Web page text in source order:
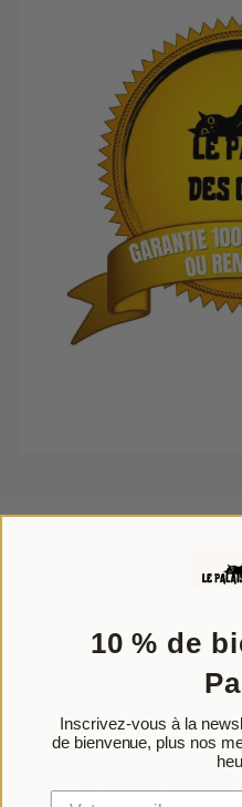
TROUVEZ UNE RÉPONSE À VOTRE
FOIRE
10 % de
Inscrivez-vous à la
de bienvenue, plus nos